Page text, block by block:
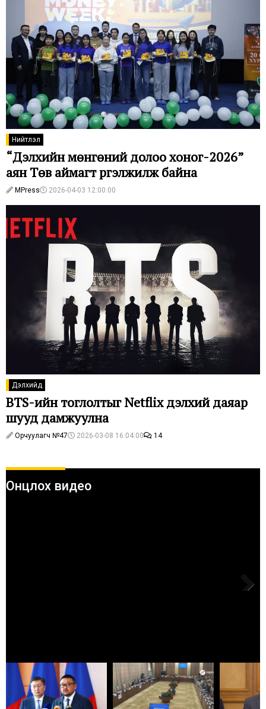
Нийтлэл
“Дэлхийн мөнгөний долоо хоног-2026”
аян Төв аймагт үргэлжилж байна
MPress 2026-04-03 12:00:00
Дэлхийд
BTS-ийн тоглолтыг Netflix дэлхий даяар
шууд дамжуулна
Орчуулагч №47 2026-03-08 16:04:00 14
Онцлох видео